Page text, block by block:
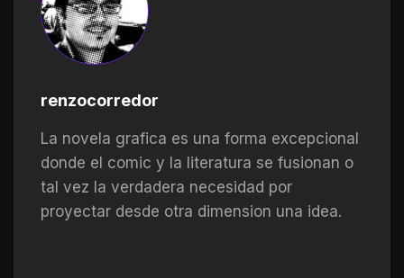
renzocorredor
La novela grafica es una forma excepcional
donde el comic y la literatura se fusionan o
tal vez la verdadera necesidad por
proyectar desde otra dimension una idea.